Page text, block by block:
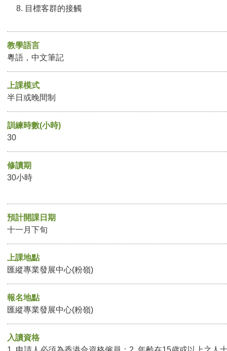
目標客群的接觸
教學語言
粵語，中文筆記
上課模式
半日或晚間制
訓練時數(小時)
30
修讀期
30小時
預計開課日期
十一月下旬
上課地點
匯縱專業發展中心(粉嶺)
報名地點
匯縱專業發展中心(粉嶺)
入讀資格